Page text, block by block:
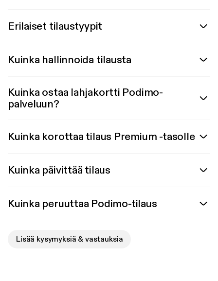
Erilaiset tilaustyypit
Kuinka hallinnoida tilausta
Kuinka ostaa lahjakortti Podimo-
palveluun?
Kuinka korottaa tilaus Premium -tasolle
Kuinka päivittää tilaus
Kuinka peruuttaa Podimo-tilaus
Lisää kysymyksiä & vastauksia